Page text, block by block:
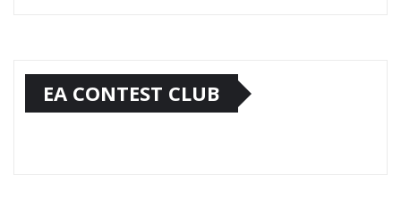
EA CONTEST CLUB